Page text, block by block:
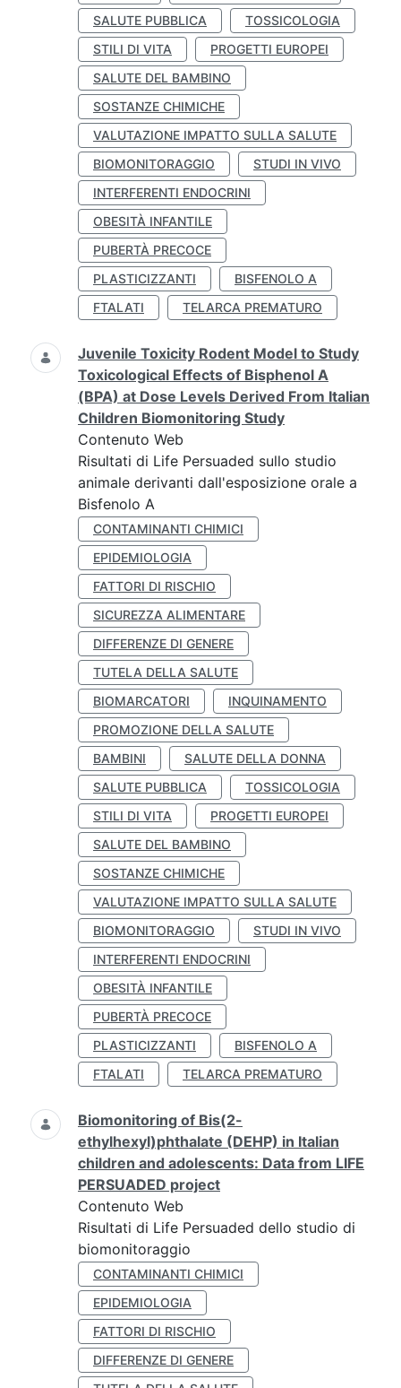
SALUTE PUBBLICA
TOSSICOLOGIA
STILI DI VITA
PROGETTI EUROPEI
SALUTE DEL BAMBINO
SOSTANZE CHIMICHE
VALUTAZIONE IMPATTO SULLA SALUTE
BIOMONITORAGGIO
STUDI IN VIVO
INTERFERENTI ENDOCRINI
OBESITÀ INFANTILE
PUBERTÀ PRECOCE
PLASTICIZZANTI
BISFENOLO A
FTALATI
TELARCA PREMATURO
Juvenile Toxicity Rodent Model to Study
Toxicological Effects of Bisphenol A
(BPA) at Dose Levels Derived From Italian
Children Biomonitoring Study
Contenuto Web
Risultati di Life Persuaded sullo studio
animale derivanti dall'esposizione orale a
Bisfenolo A
CONTAMINANTI CHIMICI
EPIDEMIOLOGIA
FATTORI DI RISCHIO
SICUREZZA ALIMENTARE
DIFFERENZE DI GENERE
TUTELA DELLA SALUTE
BIOMARCATORI
INQUINAMENTO
PROMOZIONE DELLA SALUTE
BAMBINI
SALUTE DELLA DONNA
SALUTE PUBBLICA
TOSSICOLOGIA
STILI DI VITA
PROGETTI EUROPEI
SALUTE DEL BAMBINO
SOSTANZE CHIMICHE
VALUTAZIONE IMPATTO SULLA SALUTE
BIOMONITORAGGIO
STUDI IN VIVO
INTERFERENTI ENDOCRINI
OBESITÀ INFANTILE
PUBERTÀ PRECOCE
PLASTICIZZANTI
BISFENOLO A
FTALATI
TELARCA PREMATURO
Biomonitoring of Bis(2-
ethylhexyl)phthalate (DEHP) in Italian
children and adolescents: Data from LIFE
PERSUADED project
Contenuto Web
Risultati di Life Persuaded dello studio di
biomonitoraggio
CONTAMINANTI CHIMICI
EPIDEMIOLOGIA
FATTORI DI RISCHIO
DIFFERENZE DI GENERE